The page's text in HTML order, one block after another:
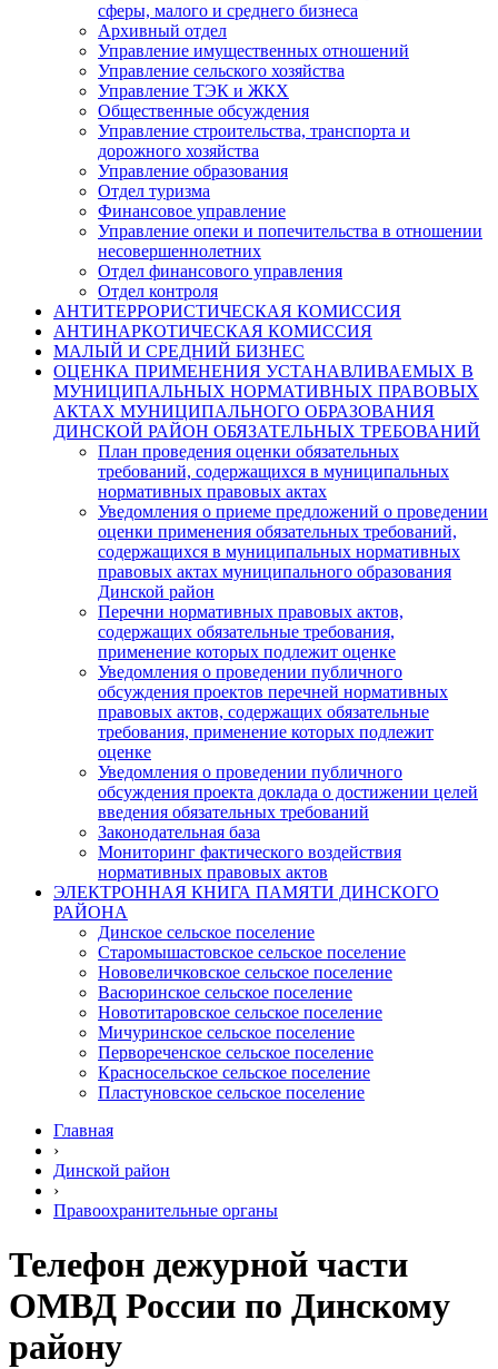
сферы, малого и среднего бизнеса
Архивный отдел
Управление имущественных отношений
Управление сельского хозяйства
Управление ТЭК и ЖКХ
Общественные обсуждения
Управление строительства, транспорта и
дорожного хозяйства
Управление образования
Отдел туризма
Финансовое управление
Управление опеки и попечительства в отношении
несовершеннолетних
Отдел финансового управления
Отдел контроля
АНТИТЕРРОРИСТИЧЕСКАЯ КОМИССИЯ
АНТИНАРКОТИЧЕСКАЯ КОМИССИЯ
МАЛЫЙ И СРЕДНИЙ БИЗНЕС
ОЦЕНКА ПРИМЕНЕНИЯ УСТАНАВЛИВАЕМЫХ В
МУНИЦИПАЛЬНЫХ НОРМАТИВНЫХ ПРАВОВЫХ
АКТАХ МУНИЦИПАЛЬНОГО ОБРАЗОВАНИЯ
ДИНСКОЙ РАЙОН ОБЯЗАТЕЛЬНЫХ ТРЕБОВАНИЙ
План проведения оценки обязательных
требований, содержащихся в муниципальных
нормативных правовых актах
Уведомления о приеме предложений о проведении
оценки применения обязательных требований,
содержащихся в муниципальных нормативных
правовых актах муниципального образования
Динской район
Перечни нормативных правовых актов,
содержащих обязательные требования,
применение которых подлежит оценке
Уведомления о проведении публичного
обсуждения проектов перечней нормативных
правовых актов, содержащих обязательные
требования, применение которых подлежит
оценке
Уведомления о проведении публичного
обсуждения проекта доклада о достижении целей
введения обязательных требований
Законодательная база
Мониторинг фактического воздействия
нормативных правовых актов
ЭЛЕКТРОННАЯ КНИГА ПАМЯТИ ДИНСКОГО
РАЙОНА
Динское сельское поселение
Старомышастовское сельское поселение
Нововеличковское сельское поселение
Васюринское сельское поселение
Новотитаровское сельское поселение
Мичуринское сельское поселение
Первореченское сельское поселение
Красносельское сельское поселение
Пластуновское сельское поселение
Главная
›
Динской район
›
Правоохранительные органы
Телефон дежурной части
ОМВД России по Динскому
району